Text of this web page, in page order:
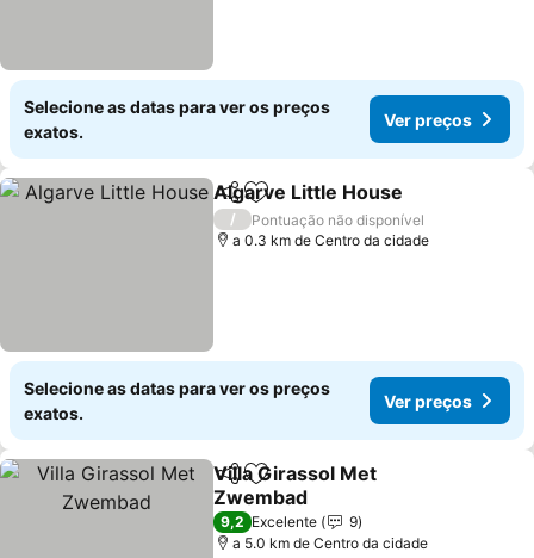
Selecione as datas para ver os preços
exatos.
Ver preços
PartilharAdicionar aos favoritos
Algarve Little House
/
Pontuação não disponível
a 0.3 km de Centro da cidade
Selecione as datas para ver os preços
exatos.
Ver preços
PartilharAdicionar aos favoritos
Villa Girassol Met
Zwembad
Ver preços
9,2 Excelente
9
a 5.0 km de Centro da cidade